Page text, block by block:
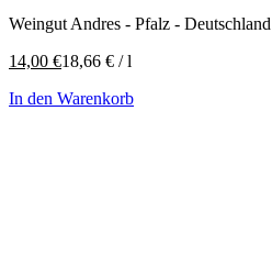
Weingut Andres - Pfalz - Deutschland
14,00 €18,66 € /l
In den Warenkorb